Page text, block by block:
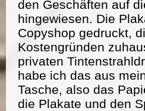
den Geschäften auf
hingewiesen. Die
Copyshop gedruckt,
Kostengründen
privaten
habe ich das aus
Tasche, also das
die Plakate und den